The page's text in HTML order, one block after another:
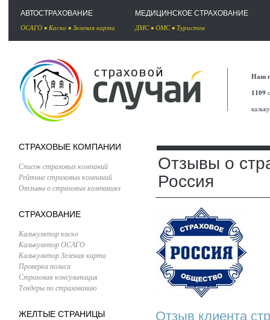
АВТОСТРАХОВАНИЕ
ОСАГО • Каско • Зеленая карта
МЕДИЦИНСКОЕ СТРАХОВАНИЕ
ДМС• ОМС• Туристов
Наш
1109
СТРАХОВЫЕ КОМПАНИИ
Список страховых компаний
Рейтинг страховых компаний
Отзывы о страховых компаниях
СТРАХОВАНИЕ
Калькулятор каско
Калькулятор ОСАГО
Калькулятор Зеленая карта
Проверка полиса
Страховая консультация
Тендеры по страхованию
ЖЕЛТЫЕ СТРАНИЦЫ
Отзывы о
Россия
Отзыв клиента